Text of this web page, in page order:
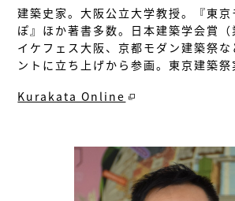
建築史家。大阪公立大学教授。『東京
ぽ』ほか著書多数。日本建築学会賞（
イケフェス大阪、京都モダン建築祭
ントに立ち上げから参画。東京建築祭
Kurakata Online